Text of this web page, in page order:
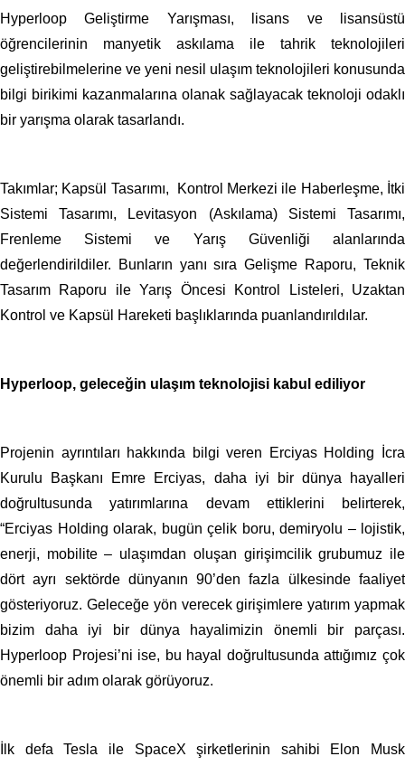
Hyperloop Geliştirme Yarışması, lisans ve lisansüstü
öğrencilerinin manyetik askılama ile tahrik teknolojileri
geliştirebilmelerine ve yeni nesil ulaşım teknolojileri konusunda
bilgi birikimi kazanmalarına olanak sağlayacak teknoloji odaklı
bir yarışma olarak tasarlandı.
Takımlar; Kapsül Tasarımı, Kontrol Merkezi ile Haberleşme, İtki
Sistemi Tasarımı, Levitasyon (Askılama) Sistemi Tasarımı,
Frenleme Sistemi ve Yarış Güvenliği alanlarında
değerlendirildiler. Bunların yanı sıra Gelişme Raporu, Teknik
Tasarım Raporu ile Yarış Öncesi Kontrol Listeleri, Uzaktan
Kontrol ve Kapsül Hareketi başlıklarında puanlandırıldılar.
Hyperloop, geleceğin ulaşım teknolojisi kabul ediliyor
Projenin ayrıntıları hakkında bilgi veren Erciyas Holding İcra
Kurulu Başkanı Emre Erciyas, daha iyi bir dünya hayalleri
doğrultusunda yatırımlarına devam ettiklerini belirterek,
“Erciyas Holding olarak, bugün çelik boru, demiryolu – lojistik,
enerji, mobilite – ulaşımdan oluşan girişimcilik grubumuz ile
dört ayrı sektörde dünyanın 90’den fazla ülkesinde faaliyet
gösteriyoruz. Geleceğe yön verecek girişimlere yatırım yapmak
bizim daha iyi bir dünya hayalimizin önemli bir parçası.
Hyperloop Projesi’ni ise, bu hayal doğrultusunda attığımız çok
önemli bir adım olarak görüyoruz.
İlk defa Tesla ile SpaceX şirketlerinin sahibi Elon Musk